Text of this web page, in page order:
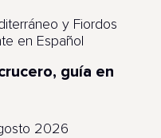
y Fiordos
en Español
guía en
2026